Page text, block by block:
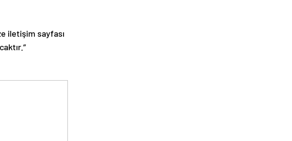
iletişim sayfası